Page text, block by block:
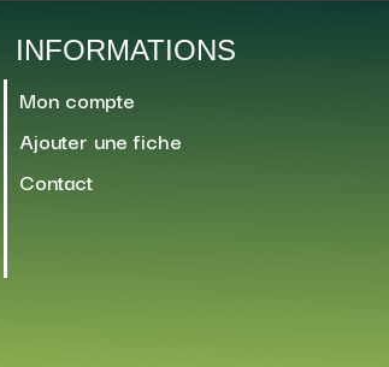
INFORMATIONS
Mon compte
Ajouter une fiche
Contact